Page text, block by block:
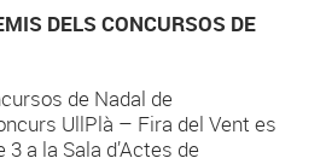
DELS CONCURSOS DE
de Nadal de
UllPlà – Fira del Vent es
a la Sala d’Actes de